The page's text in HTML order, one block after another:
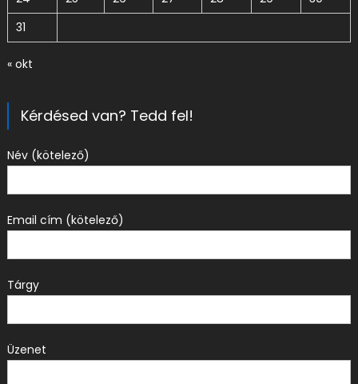
31
« okt
Kérdésed van? Tedd fel!
Név (kötelező)
Email cím (kötelező)
Tárgy
Üzenet